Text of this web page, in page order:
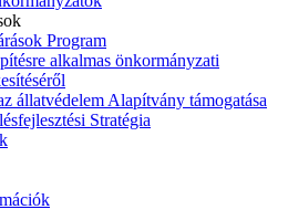
Program
alkalmas önkormányzati
állatvédelem Alapítvány támogatása
Stratégia